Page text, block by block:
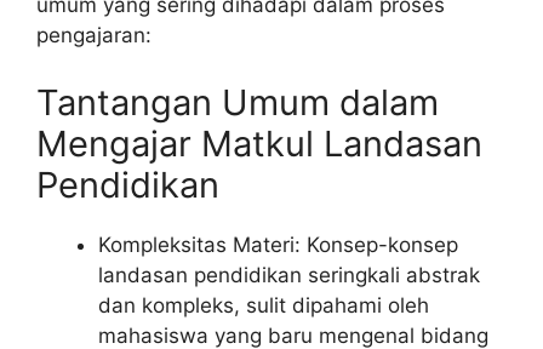
umum yang sering dihadapi dalam proses
pengajaran:
Tantangan Umum dalam
Mengajar Matkul Landasan
Pendidikan
Kompleksitas Materi: Konsep-konsep
landasan pendidikan seringkali abstrak
dan kompleks, sulit dipahami oleh
mahasiswa yang baru mengenal bidang